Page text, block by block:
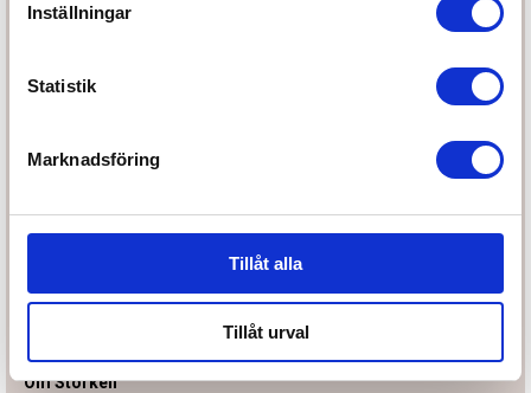
Inställningar
Statistik
Marknadsföring
Tillåt alla
Tillåt urval
Öppettider:
Lördagar 10-15
Partners
Om Storken